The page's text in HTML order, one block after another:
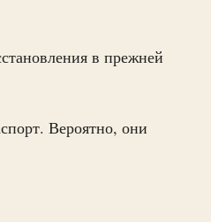
в прежней
Вероятно, они